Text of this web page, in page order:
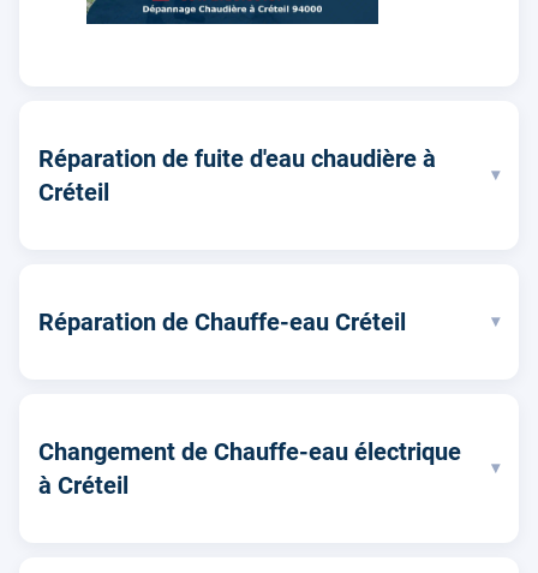
Réparation de fuite d'eau chaudière à
Créteil
▾
Réparation de Chauffe-eau Créteil ▾
Changement de Chauffe-eau électrique
à Créteil
▾